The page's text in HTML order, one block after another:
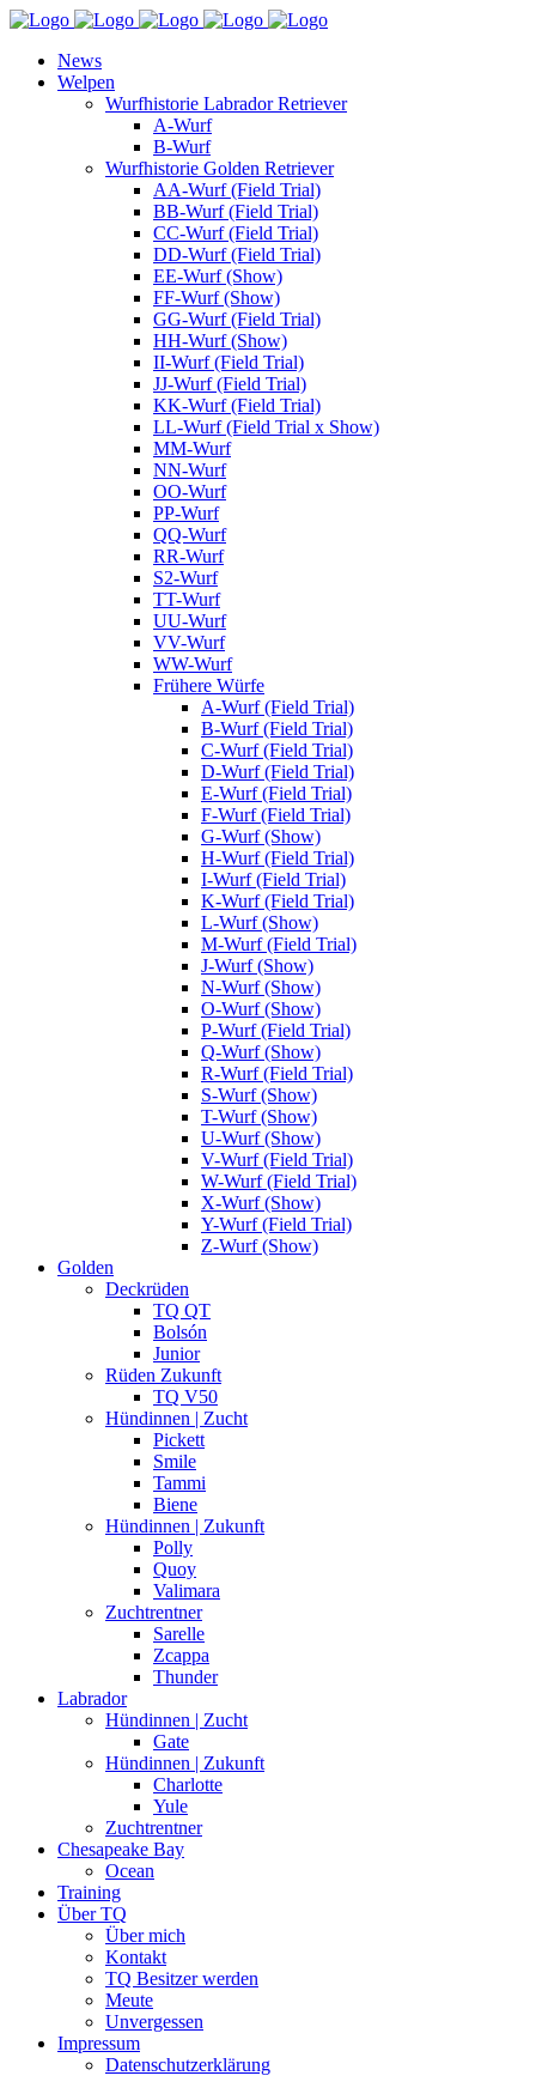
News
Welpen
Wurfhistorie Labrador Retriever
A-Wurf
B-Wurf
Wurfhistorie Golden Retriever
AA-Wurf (Field Trial)
BB-Wurf (Field Trial)
CC-Wurf (Field Trial)
DD-Wurf (Field Trial)
EE-Wurf (Show)
FF-Wurf (Show)
GG-Wurf (Field Trial)
HH-Wurf (Show)
II-Wurf (Field Trial)
JJ-Wurf (Field Trial)
KK-Wurf (Field Trial)
LL-Wurf (Field Trial x Show)
MM-Wurf
NN-Wurf
OO-Wurf
PP-Wurf
QQ-Wurf
RR-Wurf
S2-Wurf
TT-Wurf
UU-Wurf
VV-Wurf
WW-Wurf
Frühere Würfe
A-Wurf (Field Trial)
B-Wurf (Field Trial)
C-Wurf (Field Trial)
D-Wurf (Field Trial)
E-Wurf (Field Trial)
F-Wurf (Field Trial)
G-Wurf (Show)
H-Wurf (Field Trial)
I-Wurf (Field Trial)
K-Wurf (Field Trial)
L-Wurf (Show)
M-Wurf (Field Trial)
J-Wurf (Show)
N-Wurf (Show)
O-Wurf (Show)
P-Wurf (Field Trial)
Q-Wurf (Show)
R-Wurf (Field Trial)
S-Wurf (Show)
T-Wurf (Show)
U-Wurf (Show)
V-Wurf (Field Trial)
W-Wurf (Field Trial)
X-Wurf (Show)
Y-Wurf (Field Trial)
Z-Wurf (Show)
Golden
Deckrüden
TQ QT
Bolsón
Junior
Rüden Zukunft
TQ V50
Hündinnen | Zucht
Pickett
Smile
Tammi
Biene
Hündinnen | Zukunft
Polly
Quoy
Valimara
Zuchtrentner
Sarelle
Zcappa
Thunder
Labrador
Hündinnen | Zucht
Gate
Hündinnen | Zukunft
Charlotte
Yule
Zuchtrentner
Chesapeake Bay
Ocean
Training
Über TQ
Über mich
Kontakt
TQ Besitzer werden
Meute
Unvergessen
Impressum
Datenschutzerklärung